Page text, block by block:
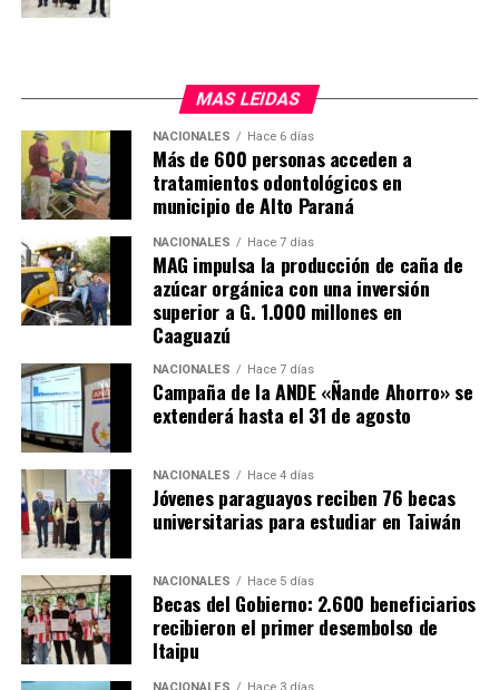
MAS LEIDAS
NACIONALES Hace 6 días
Más de 600 personas acceden a
tratamientos odontológicos en
municipio de Alto Paraná
NACIONALES Hace 7 días
MAG impulsa la producción de caña de
azúcar orgánica con una inversión
superior a G. 1.000 millones en
Caaguazú
NACIONALES Hace 7 días
Campaña de la ANDE «Ñande Ahorro» se
extenderá hasta el 31 de agosto
NACIONALES Hace 4 días
Jóvenes paraguayos reciben 76 becas
universitarias para estudiar en Taiwán
NACIONALES Hace 5 días
Becas del Gobierno: 2.600 beneficiarios
recibieron el primer desembolso de
Itaipu
NACIONALES Hace 3 días